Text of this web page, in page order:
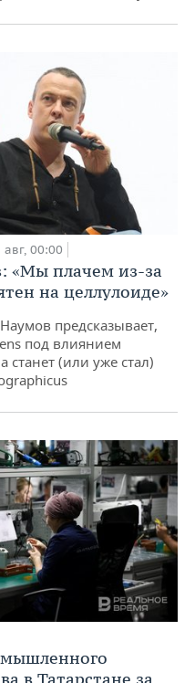
авг, 00:00
«Мы плачем из-за
на целлулоиде»
предсказывает,
под влиянием
станет (или уже стал)